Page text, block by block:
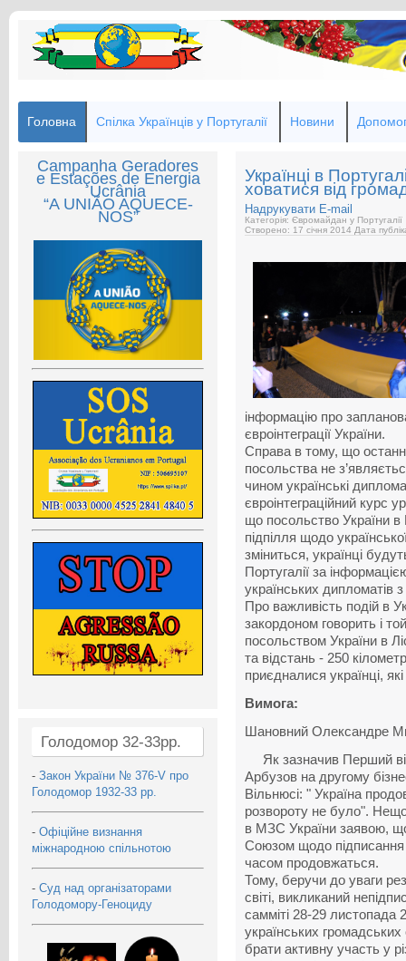
Головна Спілка Українців у Португалії Новини
Campanha Geradores
e Estações de Energia
Ucrânia
“A UNIÃO AQUECE-
NOS”
Голодомор 32-33рр.
- Закон України № 376-V про
Голодомор 1932-33 рр.
- Офіційне визнання
міжнародною спільнотою
- Суд над організаторами
Голодомору-Геноциду
Українці в
ховатися від
Надрукувати E-mail
Категорія: Євромайдан у Португалії
Створено: 17 січня 2014 Дата
інформацію про
євроінтеграції України.
Справа в тому, що
посольства не
чином українські
євроінтеграційний курс
що посольство України
підпілля щодо
зміниться, українці
Португалії за
українських дипломатів з
Про важливість подій в
закордоном говорить і
посольством України в
та відстань - 250
приєдналися українці,
Вимога:
Шановний Олександре
Як зазначив Перший
Арбузов на другому
Вільнюсі: " Україна
розвороту не було".
в МЗС України заявою,
Союзом щодо підписання
часом продовжаться.
Тому, беручи до уваги
світі, викликаний
самміті 28-29 листопада
українських громадських
брати активну участь у